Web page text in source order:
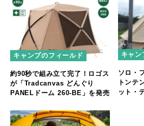
キャンプのフィールド
約90秒で組み立て完了！ロゴス
が「Tradcanvas どんぐり
PANELドーム 260-BE」を発売
キャン
ソロ・
トンテ
ット・